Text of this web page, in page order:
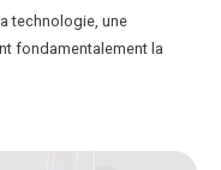
technologie, une
fondamentalement la